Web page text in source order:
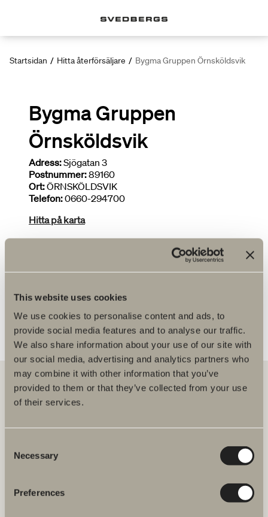
This website uses cookies
We use cookies to personalise content and ads, to
provide social media features and to analyse our traffic.
We also share information about your use of our site with
our social media, advertising and analytics partners who
may combine it with other information that you’ve
provided to them or that they’ve collected from your use
of their services.
Selection
Necessary
Preferences
Startsidan / Hitta återförsäljare / Bygma Gruppen Örnsköldsvik
Bygma Gruppen
Örnsköldsvik
Adress:Sjögatan 3
Postnummer:89160
Ort:ÖRNSKÖLDSVIK
Telefon:0660-294700
Hitta på karta
Deltar i kampanjer
Svedbergs i Dalstorp AB
Verkstadsvägen 1
Svedbergs kundservice.